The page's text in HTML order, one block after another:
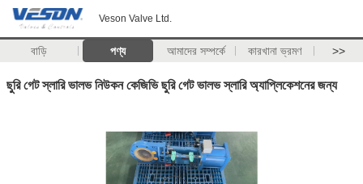
Veson Valve Ltd.
বাড়ি পণ্য আমাদের সম্পর্কে কারখানা ভ্রমণ >>
ছুরি গেট স্লারি ভালভ নিউকন কেজিভি ছুরি গেট ভালভ স্লারি অ্যাপ্লিকেশনের জন্য